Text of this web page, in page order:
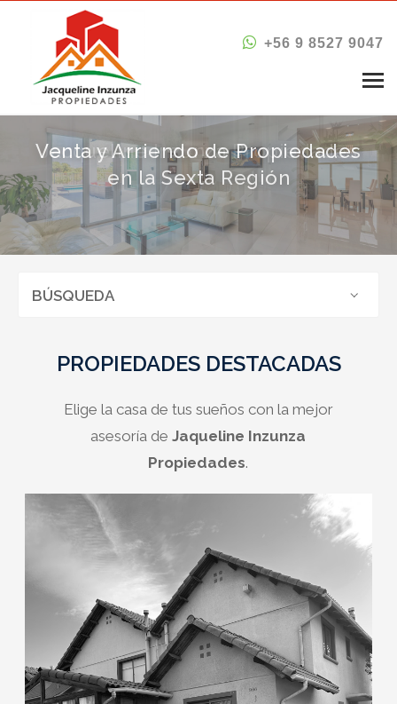
+56 9 8527 9047
INICIO
VENTAS
ARRIENDOS
NOSOTROS
Venta y Arriendo de Propiedades
en la Sexta Región
BÚSQUEDA
PROPIEDADES DESTACADAS
Elige la casa de tus sueños con la mejor
asesoría deJaqueline Inzunza
Propiedades.